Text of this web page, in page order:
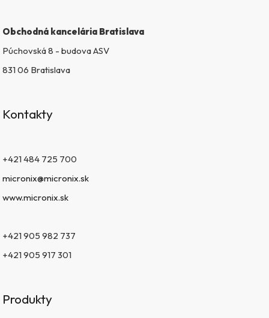
Obchodná kancelária Bratislava
Púchovská 8 - budova ASV
831 06 Bratislava
Kontakty
+421 484 725 700
micronix@micronix.sk
www.micronix.sk
+421 905 982 737
+421 905 917 301
Produkty